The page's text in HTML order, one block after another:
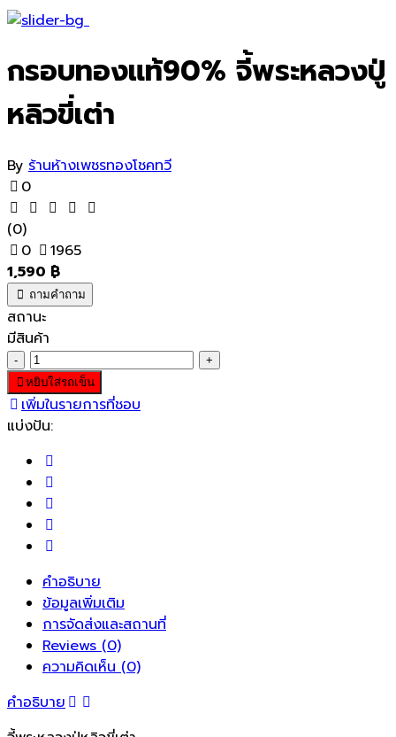
กรอบทองแท้90% จี้พระหลวงปู่
หลิวขี่เต่า
By ร้านห้างเพชรทองโชคทวี
0
(0)
0
1965
1,590 ฿
ถามคำถาม
สถานะ
มีสินค้า
-
+
หยิบใส่รถเข็น
เพิ่มในรายการที่ชอบ
แบ่งปัน:
คำอธิบาย
ข้อมูลเพิ่มเติม
การจัดส่งและสถานที่
Reviews (0)
ความคิดเห็น (0)
คำอธิบาย